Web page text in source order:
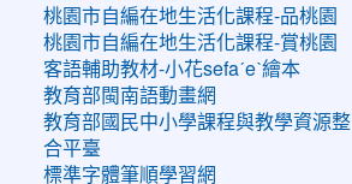
桃園市自編在地生活化課程-品桃園
桃園市自編在地生活化課程-賞桃園
客語輔助教材-小花sefaˊeˋ繪本
教育部閩南語動畫網
教育部國民中小學課程與教學資源整
合平臺
標準字體筆順學習網